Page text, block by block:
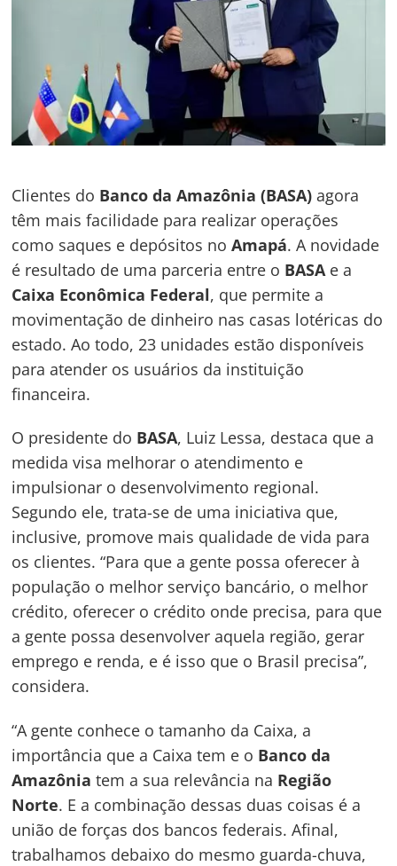
Clientes do Banco da Amazônia (BASA)agora
têm mais facilidade para realizar operações
como saques e depósitos noAmapá. A novidade
é resultado de uma parceria entre o BASA e a
Caixa Econômica Federal, que permite a
movimentação de dinheiro nas casas lotéricas do
estado. Ao todo, 23 unidades estão disponíveis
para atender os usuários da instituição
financeira.
O presidente do BASA, Luiz Lessa, destaca que a
medida visa melhorar o atendimento e
impulsionar o desenvolvimento regional.
Segundo ele, trata-se de uma iniciativa que,
inclusive, promove mais qualidade de vida para
os clientes. “Para que a gente possa oferecer à
população o melhor serviço bancário, o melhor
crédito, oferecer o crédito onde precisa, para que
a gente possa desenvolver aquela região, gerar
emprego e renda, e é isso que o Brasil precisa”,
considera.
“A gente conhece o tamanho da Caixa, a
importância que a Caixa tem e o Banco da
Amazônia tem a sua relevância na Região
Norte. E a combinação dessas duas coisas é a
união de forças dos bancos federais. Afinal,
trabalhamos debaixo do mesmo guarda-chuva,